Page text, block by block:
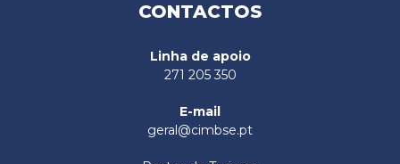
CONTACTOS
Linha de apoio
271 205 350
E-mail
geral@cimbse.pt